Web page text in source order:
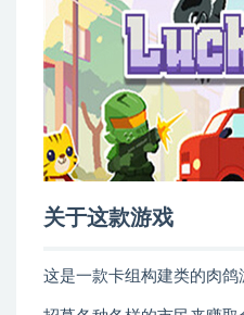
关于这款游戏
这是一款卡组构建类的肉鸽